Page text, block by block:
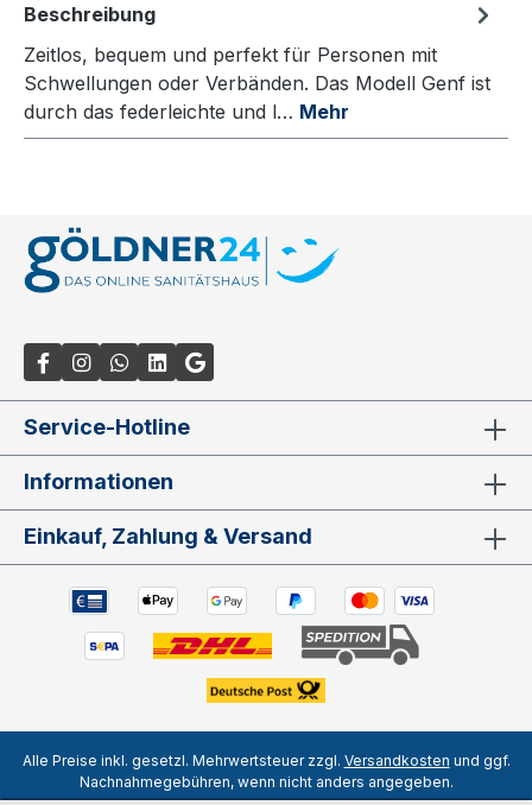
Beschreibung
Zeitlos, bequem und perfekt für Personen mit
Schwellungen oder Verbänden. Das Modell Genf ist
durch das federleichte und l… Mehr
Service-Hotline
Informationen
Einkauf, Zahlung & Versand
Alle Preise inkl. gesetzl. Mehrwertsteuer zzgl. Versandkosten und ggf.
Nachnahmegebühren, wenn nicht anders angegeben.